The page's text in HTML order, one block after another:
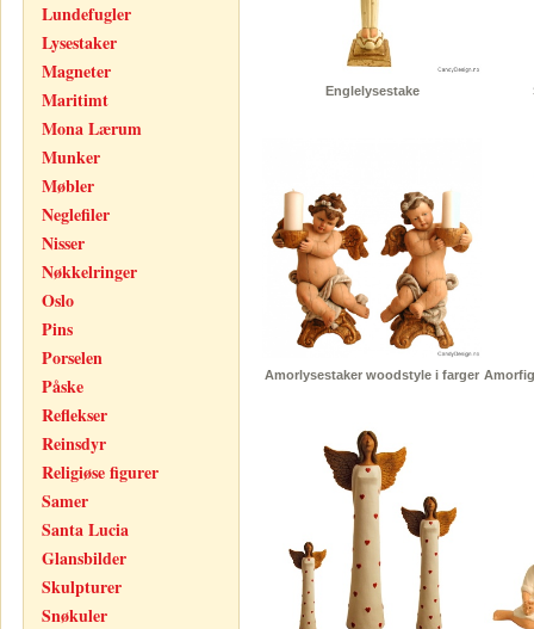
Lundefugler
Lysestaker
Magneter
Maritimt
Mona Lærum
Munker
Møbler
Neglefiler
Nisser
Nøkkelringer
Oslo
Pins
Porselen
Påske
Reflekser
Reinsdyr
Religiøse figurer
Samer
Santa Lucia
Glansbilder
Skulpturer
Snøkuler
Englelysestake
Amorlysestaker woodstyle i farger